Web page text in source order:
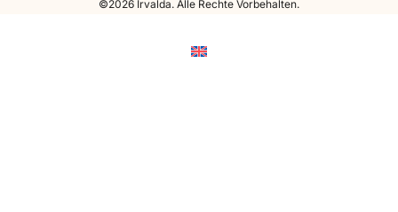
©2026 Irvalda. Alle Rechte Vorbehalten.